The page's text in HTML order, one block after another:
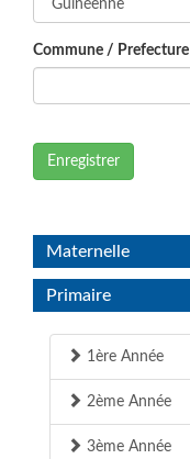
Commune / Prefecture
Enregistrer
Maternelle
Primaire
1ère Année
2ème Année
3ème Année